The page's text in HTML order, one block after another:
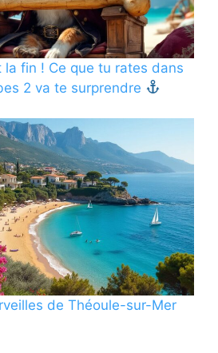
la fin ! Ce que tu rates dans
2 va te surprendre
de Théoule-sur-Mer